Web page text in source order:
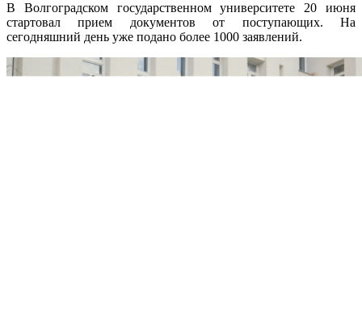
В Волгоградском государственном университете 20 июня
стартовал прием документов от поступающих. На
сегодняшний день уже подано более 1000 заявлений.